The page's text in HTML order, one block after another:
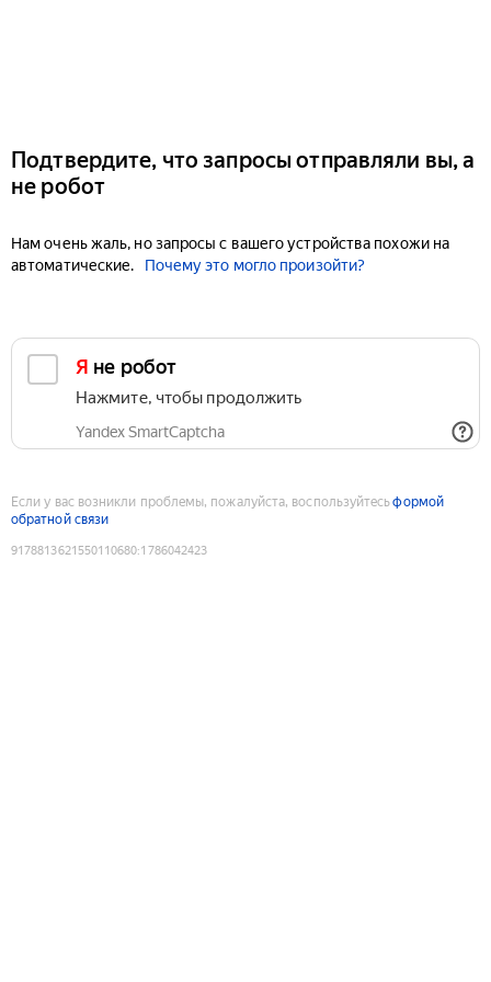
Подтвердите, что запросы отправляли вы, а
не робот
Нам очень жаль, но запросы с вашего устройства похожи на
автоматические.
Почему это могло произойти?
Я не робот
Нажмите, чтобы продолжить
Yandex SmartCaptcha
Если у вас возникли проблемы, пожалуйста, воспользуйтесьформой
обратной связи
9178813621550110680:1786042423